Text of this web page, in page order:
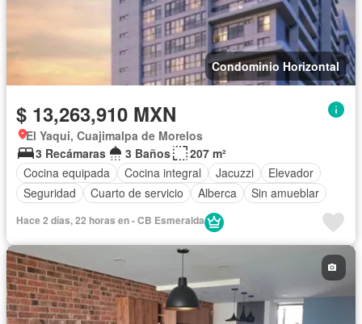
Condominio Horizontal
$ 13,263,910 MXN
El Yaqui, Cuajimalpa de Morelos
3 Recámaras
3 Baños
207 m²
Cocina equipada
Cocina integral Jacuzzi
Elevador
Seguridad
Cuarto de servicio Alberca Sin amueblar
Hace 2 días, 22 horas en - CB Esmeralda